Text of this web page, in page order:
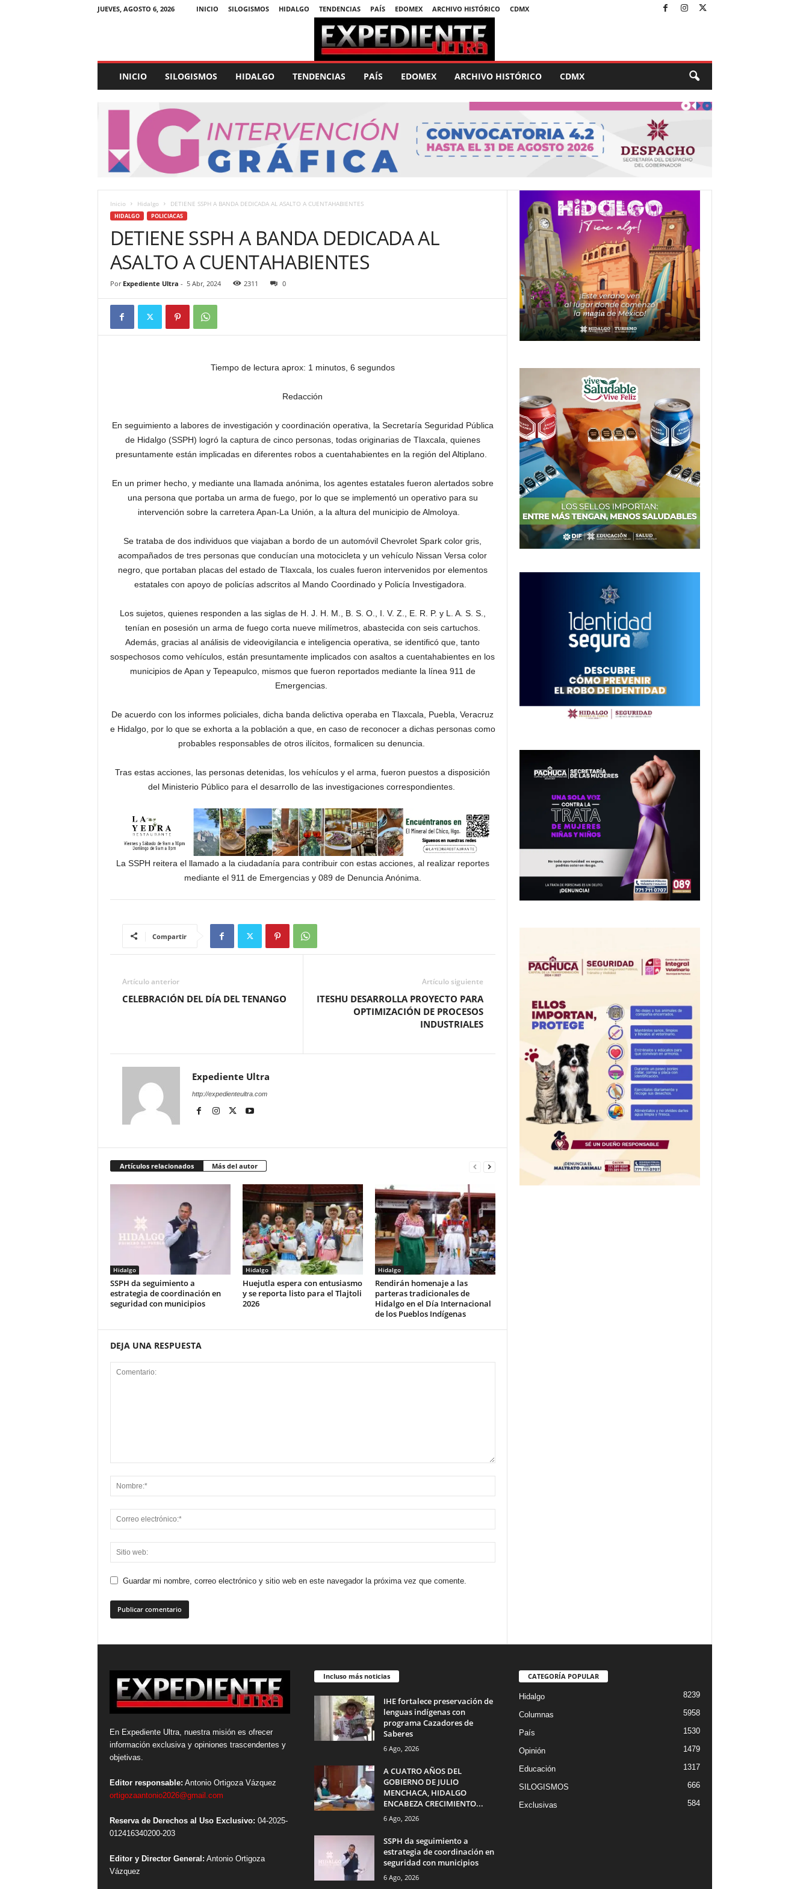
JUEVES, AGOSTO 6, 2026 INICIO SILOGISMOS HIDALGO TENDENCIAS PAÍS EDOMEX ARCHIVO HISTÓRICO CDMX
p
e
U
INICIO SILOGISMOS HIDALGO TENDENCIAS PAÍS EDOMEX ARCHIVO HISTÓRICO CDMX
Inicio Hidalgo DETIENE SSPH A BANDA DEDICADA AL ASALTO A CUENTAHABIENTES
HIDALGO POLICIACAS
DETIENE SSPH A BANDA DEDICADA AL
ASALTO A CUENTAHABIENTES
Por Expediente Ultra - 5 Abr, 2024 2311 0
Tiempo de lectura aprox: 1 minutos, 6 segundos
Redacción
En seguimiento a labores de investigación y coordinación operativa, la Secretaría Seguridad Pública
de Hidalgo (SSPH) logró la captura de cinco personas, todas originarias de Tlaxcala, quienes
presuntamente están implicadas en diferentes robos a cuentahabientes en la región del Altiplano.
En un primer hecho, y mediante una llamada anónima, los agentes estatales fueron alertados sobre
una persona que portaba un arma de fuego, por lo que se implementó un operativo para su
intervención sobre la carretera Apan-La Unión, a la altura del municipio de Almoloya.
Se trataba de dos individuos que viajaban a bordo de un automóvil Chevrolet Spark color gris,
acompañados de tres personas que conducían una motocicleta y un vehículo Nissan Versa color
negro, que portaban placas del estado de Tlaxcala, los cuales fueron intervenidos por elementos
estatales con apoyo de policías adscritos al Mando Coordinado y Policía Investigadora.
Los sujetos, quienes responden a las siglas de H. J. H. M., B. S. O., I. V. Z., E. R. P. y L. A. S. S.,
tenían en posesión un arma de fuego corta nueve milímetros, abastecida con seis cartuchos.
Además, gracias al análisis de videovigilancia e inteligencia operativa, se identificó que, tanto
sospechosos como vehículos, están presuntamente implicados con asaltos a cuentahabientes en los
municipios de Apan y Tepeapulco, mismos que fueron reportados mediante la línea 911 de
Emergencias.
De acuerdo con los informes policiales, dicha banda delictiva operaba en Tlaxcala, Puebla, Veracruz
e Hidalgo, por lo que se exhorta a la población a que, en caso de reconocer a dichas personas como
probables responsables de otros ilícitos, formalicen su denuncia.
Tras estas acciones, las personas detenidas, los vehículos y el arma, fueron puestos a disposición
del Ministerio Público para el desarrollo de las investigaciones correspondientes.
La SSPH reitera el llamado a la ciudadanía para contribuir con estas acciones, al realizar reportes
mediante el 911 de Emergencias y 089 de Denuncia Anónima.
Compartir
Artículo anterior
CELEBRACIÓN DEL DÍA DEL TENANGO
Artículo siguiente
ITESHU DESARROLLA PROYECTO PARA
OPTIMIZACIÓN DE PROCESOS
INDUSTRIALES
Expediente Ultra
http://expedienteultra.com
Artículos relacionados Más del autor
Hidalgo
SSPH da seguimiento a
estrategia de coordinación en
seguridad con municipios
Hidalgo
Huejutla espera con entusiasmo
y se reporta listo para el Tlajtoli
2026
Hidalgo
Rendirán homenaje a las
parteras tradicionales de
Hidalgo en el Día Internacional
de los Pueblos Indígenas
DEJA UNA RESPUESTA
Guardar mi nombre, correo electrónico y sitio web en este navegador la próxima vez que comente.
En Expediente Ultra, nuestra misión es ofrecer
información exclusiva y opiniones trascendentes y
objetivas.
Editor responsable: Antonio Ortigoza Vázquez
ortigozaantonio2026@gmail.com
Reserva de Derechos al Uso Exclusivo: 04-2025-
012416340200-203
Editor y Director General: Antonio Ortigoza
Vázquez
Incluso más noticias
IHE fortalece preservación de
lenguas indígenas con
programa Cazadores de
Saberes
6 Ago, 2026
A CUATRO AÑOS DEL
GOBIERNO DE JULIO
MENCHACA, HIDALGO
ENCABEZA CRECIMIENTO...
6 Ago, 2026
SSPH da seguimiento a
estrategia de coordinación en
seguridad con municipios
6 Ago, 2026
CATEGORÍA POPULAR
Hidalgo 8239
Columnas 5958
País 1530
Opinión 1479
Educación 1317
SILOGISMOS 666
Exclusivas 584